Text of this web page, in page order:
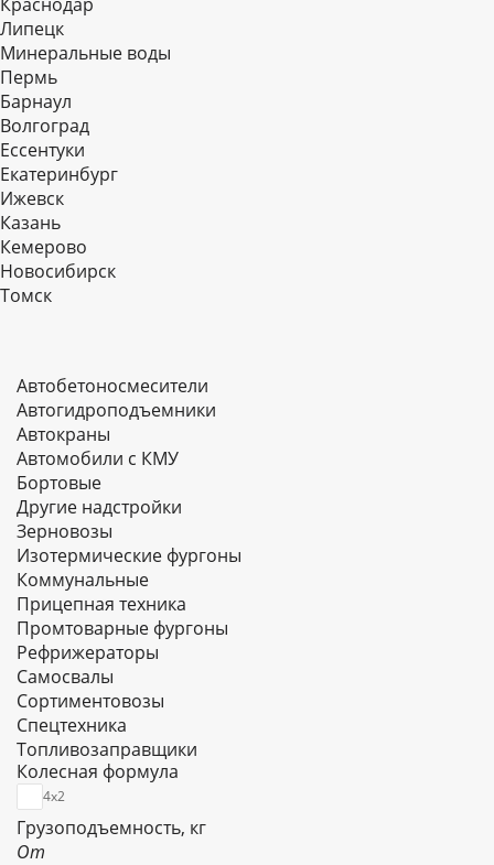
Липецк
Минеральные воды
Пермь
Барнаул
Волгоград
Еcсентуки
Екатеринбург
Ижевск
Казань
Кемерово
Новосибирск
Томск
Автобетоносмесители
Автогидроподъемники
Автокраны
Автомобили с КМУ
Бортовые
Другие надстройки
Зерновозы
Изотермические фургоны
Коммунальные
Прицепная техника
Промтоварные фургоны
Рефрижераторы
Самосвалы
Сортиментовозы
Спецтехника
Топливозаправщики
Тягачи
Цельнометаллические фургоны
Цистерны
Шасси
Колесная формула
4х2
Грузоподъемность, кг
От